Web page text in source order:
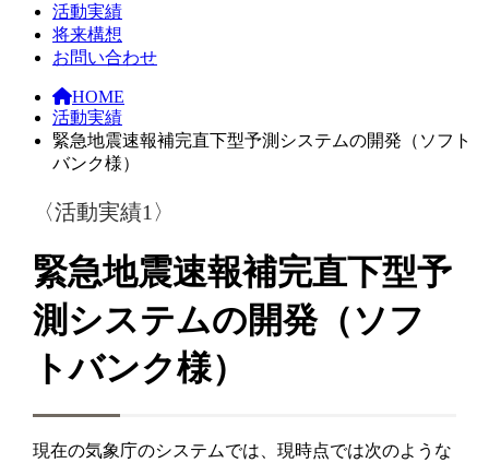
活動実績
将来構想
お問い合わせ
HOME
活動実績
緊急地震速報補完直下型予測システムの開発（ソフト
バンク様）
〈活動実績1〉
緊急地震速報補完直下型予
測システムの開発（ソフ
トバンク様）
現在の気象庁のシステムでは、現時点では次のような